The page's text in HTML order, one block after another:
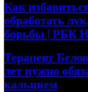
Как
обработать
борьбы | РБК
Терапевт
лет нужно
кальцием